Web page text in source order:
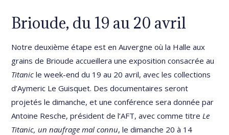
Brioude, du 19 au 20 avril
Notre deuxième étape est en Auvergne où la Halle aux
grains de Brioude accueillera une exposition consacrée au
Titanic le week-end du 19 au 20 avril, avec les collections
d’Aymeric Le Guisquet. Des documentaires seront
projetés le dimanche, et une conférence sera donnée par
Antoine Resche, président de l’AFT, avec comme titreLe
Titanic, un naufrage mal connu, le dimanche 20 à 14